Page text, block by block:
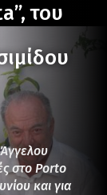
του
στο Porto
και για